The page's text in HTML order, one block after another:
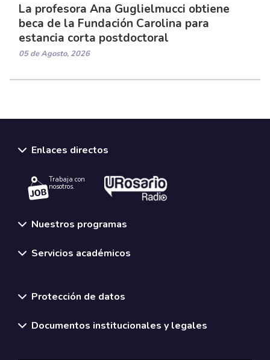
La profesora Ana Guglielmucci obtiene
beca de la Fundación Carolina para
estancia corta postdoctoral
05 de Agosto, 2026
Enlaces directos
Trabaja con
nosotros.
Nuestros programas
Servicios académicos
Protección de datos
Documentos institucionales y legales